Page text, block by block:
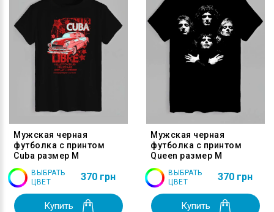
Мужская черная
футболка с принтом
Cuba размер M
ВЫБРАТЬ
ЦВЕТ
370 грн
Купить
Мужская черная
футболка с принтом
Queen размер M
ВЫБРАТЬ
ЦВЕТ
370 грн
Купить